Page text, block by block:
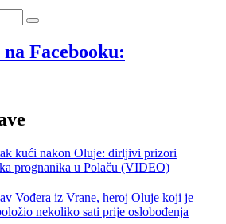
Facebooku:
kući nakon Oluje: dirljivi prizori
prognanika u Polaču (VIDEO)
Vođera iz Vrane, heroj Oluje koji je
nekoliko sati prije oslobođenja